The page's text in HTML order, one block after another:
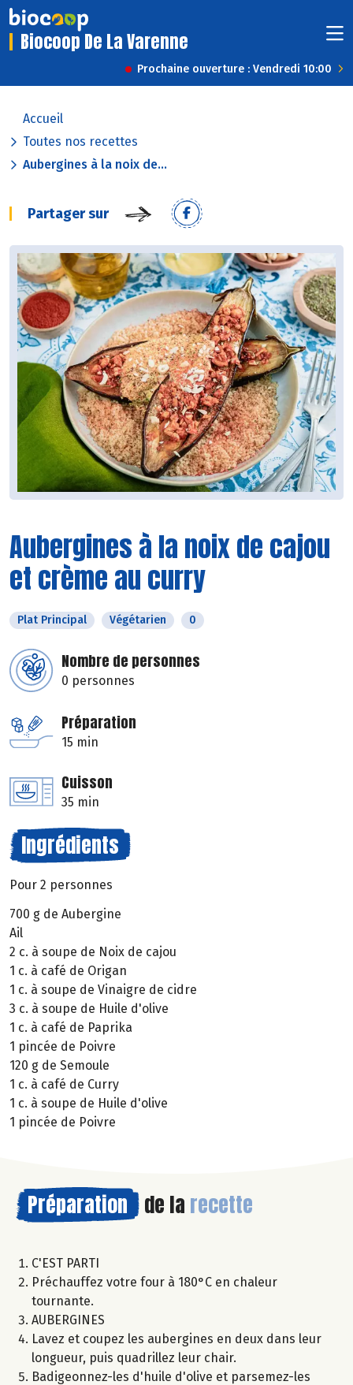
Biocoop De La Varenne
Prochaine ouverture : Vendredi 10:00
Accueil
Toutes nos recettes
Aubergines à la noix de...
Partager sur
Aubergines à la noix de cajou
et crème au curry
Plat Principal Végétarien 0
Nombre de personnes
0 personnes
Préparation
15 min
Cuisson
35 min
Ingrédients
Pour 2 personnes
700 g de Aubergine
Ail
2 c. à soupe de Noix de cajou
1 c. à café de Origan
1 c. à soupe de Vinaigre de cidre
3 c. à soupe de Huile d'olive
1 c. à café de Paprika
1 pincée de Poivre
120 g de Semoule
1 c. à café de Curry
1 c. à soupe de Huile d'olive
1 pincée de Poivre
Préparation de la recette
C'EST PARTI
Préchauffez votre four à 180°C en chaleur
tournante.
AUBERGINES
Lavez et coupez les aubergines en deux dans leur
longueur, puis quadrillez leur chair.
Badigeonnez-les d'huile d'olive et parsemez-les